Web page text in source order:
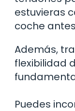
estuvieras
coche
Además,
flexibilidad
Puedes